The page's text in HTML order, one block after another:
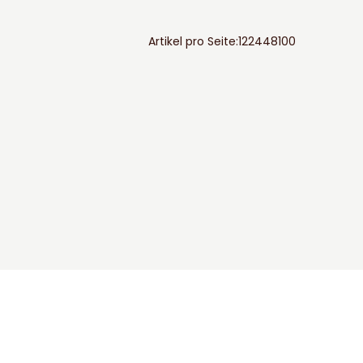
Artikel pro Seite:122448100